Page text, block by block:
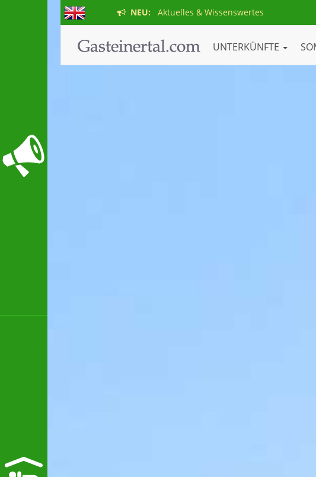
NEU: Aktuelles & Wissenswertes
UNTERKÜNFTE